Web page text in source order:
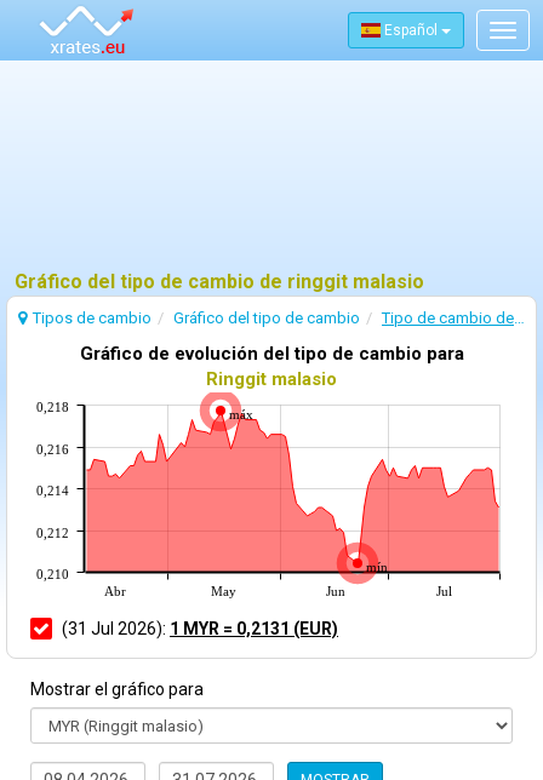
Español
Gráfico del tipo de cambio de ringgit malasio
Tipos de cambio Gráfico del tipo de cambio Tipo de cambio de Ringgit malasio
Gráfico de evolución del tipo de cambio para
Ringgit malasio
máx
mín
Abr
May Jun Jul
0,210
0,212
0,214
0,216
0,218
(31 Jul 2026): 1 MYR = 0,2131 (EUR)
Mostrar el gráfico para